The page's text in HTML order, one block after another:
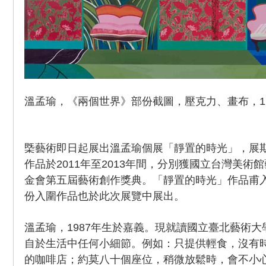
溫孟瑜，《兩個世界》部份截圖，壓克力、畫布，
㮣藝術即日起展出溫孟瑜個展「靜置的時光」，展
作品於2011年至2013年間，分別獲國立台灣美術
金會第五屆藝術創作獎典。「靜置的時光」作品甫
份入圍作品也於此次展覽中展出。
溫孟瑜，1987年生於嘉義。現就讀國立臺北藝術
自於生活中任何小細節。例如：只提供輕食，沒有
的咖啡店；約莫八十個座位，稍微放鬆時，會不小